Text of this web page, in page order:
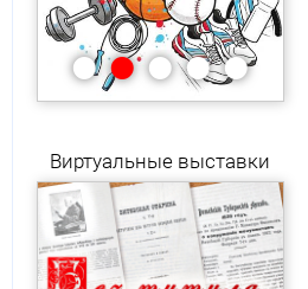
•••••
Виртуальные выставки